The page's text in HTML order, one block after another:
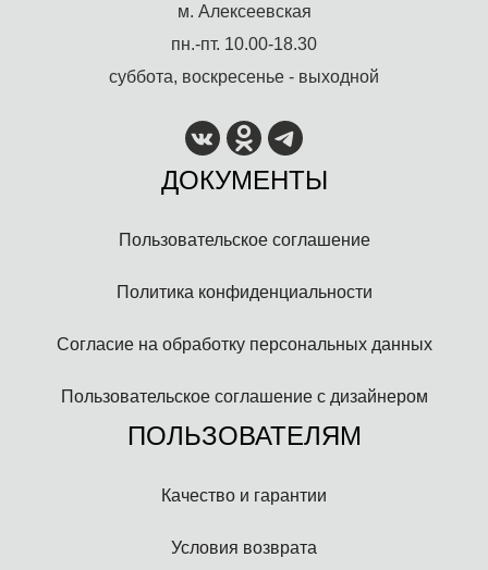
м. Алексеевская
пн.-пт. 10.00-18.30
суббота, воскресенье - выходной
ДОКУМЕНТЫ
Пользовательское соглашение
Политика конфиденциальности
Согласие на обработку персональных данных
Пользовательское соглашение с дизайнером
ПОЛЬЗОВАТЕЛЯМ
Качество и гарантии
Условия возврата